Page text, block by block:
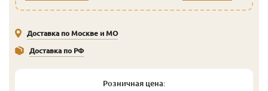
Доставка по Москве и МО
Доставка по РФ
Розничная цена: